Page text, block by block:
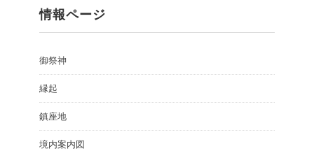
情報ページ
御祭神
縁起
鎮座地
境内案内図